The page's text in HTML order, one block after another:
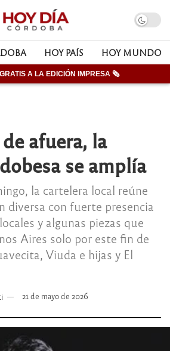
HOY PAÍS HOY MUNDO
A LA EDICIÓN IMPRESA 🗞
afuera, la
se amplía
la cartelera local reúne
diversa con fuerte presencia
y algunas piezas que
Aires solo por este fin de
Viuda e hijas y El
21 de mayo de 2026